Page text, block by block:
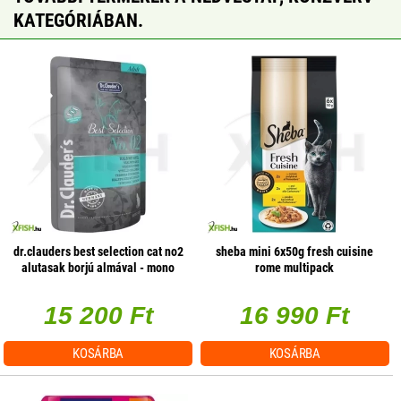
KATEGÓRIÁBAN.
dr.clauders best selection cat no2
alutasak borjú almával - mono
15 200 Ft
KOSÁRBA
sheba mini 6x50g fresh cuisine
rome multipack
16 990 Ft
KOSÁRBA